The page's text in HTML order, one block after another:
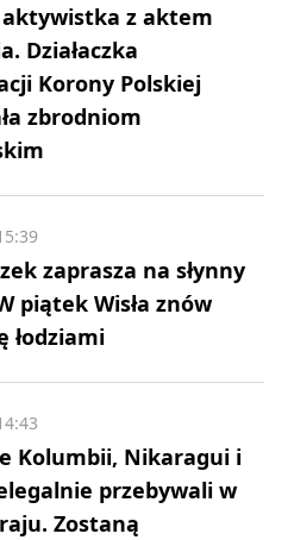
z aktem
Działaczka
Korony Polskiej
zbrodniom
zaprasza na słynny
piątek Wisła znów
łodziami
Kolumbii, Nikaragui i
przebywali w
Zostaną